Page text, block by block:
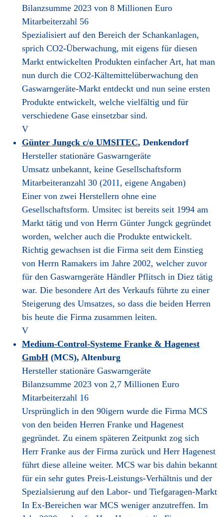
Bilanzsumme 2023 von 8 Millionen Euro
Mitarbeiterzahl 56
Spezialisiert auf den Bereich der Schankanlagen,
sprich CO2-Überwachung, mit eigens für diesen
Markt entwickelten Produkten einfacher Art, hat man
nun durch die CO2-Kältemittelüberwachung den
Gaswarngeräte-Markt entdeckt und nun seine ersten
Produkte entwickelt, welche vielfältig und für
verschiedene Gase einsetzbar sind.
V
Günter Jungck c/o UMSITEC, Denkendorf
Hersteller stationäre Gaswarngeräte
Umsatz unbekannt, keine Gesellschaftsform
Mitarbeiteranzahl 30 (2011, eigene Angaben)
Einer von zwei Herstellern ohne eine
Gesellschaftsform. Umsitec ist bereits seit 1994 am
Markt tätig und von Herrn Günter Jungck gegründet
worden, welcher auch die Produkte entwickelt.
Richtig gewachsen ist die Firma seit dem Einstieg
von Herrn Ramakers im Jahre 2002, welcher zuvor
für den Gaswarngeräte Händler Pflitsch in Diez tätig
war. Die besondere Art des Verkaufs führte zu einer
Steigerung des Umsatzes, so dass die beiden Herren
bis heute die Firma zusammen leiten.
V
Medium-Control-Systeme Franke & Hagenest
GmbH (MCS), Altenburg
Hersteller stationäre Gaswarngeräte
Bilanzsumme 2023 von 2,7 Millionen Euro
Mitarbeiterzahl 16
Ursprünglich in den 90igern wurde die Firma MCS
von den beiden Herren Franke und Hagenest
gegründet. Zu einem späteren Zeitpunkt zog sich
Herr Franke aus der Firma zurück und Herr Hagenest
führt diese alleine weiter. MCS war bis dahin bekannt
für ein sehr gutes Preis-Leistungs-Verhältnis und der
Spezialsierung auf den Labor- und Tiefgaragen-Markt
In Ex-Bereichen war MCS weniger anzutreffen. Im